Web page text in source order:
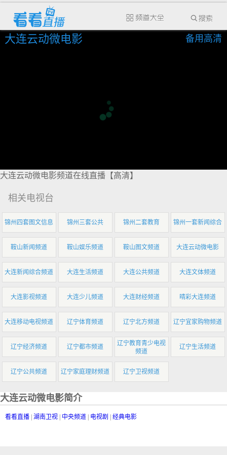
大连云动微电影 备用高清
大连云动微电影频道在线直播【高清】
相关电视台
锦州四套图文信息 锦州三套公共 锦州二套教育 锦州一套新闻综合
鞍山新闻频道 鞍山娱乐频道 鞍山图文频道 大连云动微电影
大连新闻综合频道 大连生活频道 大连公共频道 大连文体频道
大连影视频道 大连少儿频道 大连财经频道 晴彩大连频道
大连移动电视频道 辽宁体育频道 辽宁北方频道 辽宁宜家购物频道
辽宁经济频道 辽宁都市频道
辽宁教育青少电视
频道
辽宁生活频道
辽宁公共频道 辽宁家庭理财频道 辽宁卫视频道
大连云动微电影简介
看看直播 湖南卫视 中央频道 电视剧 经典电影